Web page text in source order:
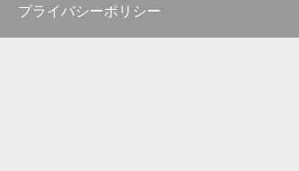
プライバシーポリシー